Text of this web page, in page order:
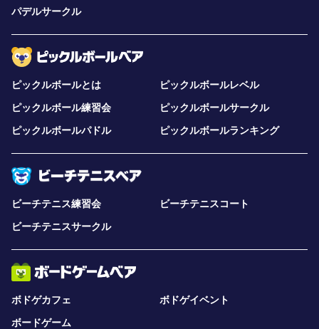
パデルサークル
ピックルボールとは
ピックルボールレベル
ピックルボール練習会
ピックルボールサークル
ピックルボールパドル
ピックルボールランキング
ビーチテニス練習会
ビーチテニスコート
ビーチテニスサークル
ボドゲカフェ
ボドゲイベント
ボードゲーム